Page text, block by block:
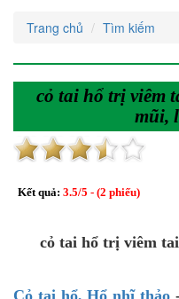
Trang chủ Tìm kiếm
cỏ tai hổ trị viêm
mũi,
Kết quả: 3.5/5 - (2 phiếu)
cỏ tai hổ trị viêm